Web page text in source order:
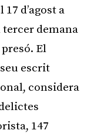
d’agost a
demana
El
escrit
considera
147